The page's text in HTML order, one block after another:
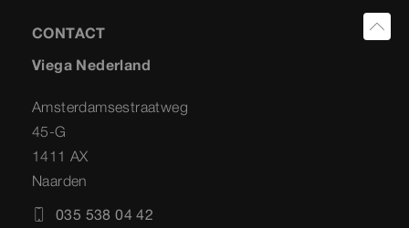
CONTACT
Viega Nederland
Amsterdamsestraatweg
45-G
1411 AX
Naarden
035 538 04 42